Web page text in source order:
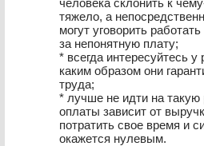
человека склонить к
тяжело, а
могут уговорить
за непонятную плату;
* всегда интересуйтесь у
каким образом они
труда;
* лучше не идти на такую
оплаты зависит от
потратить свое время и
окажется нулевым.